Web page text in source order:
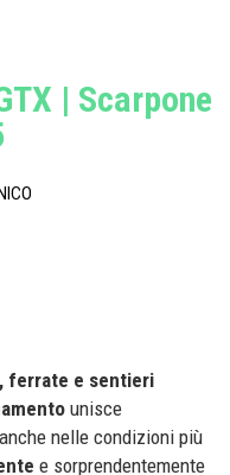
| Scarpone
ferrate e sentieri
unisce
anche nelle condizioni più
e sorprendentemente